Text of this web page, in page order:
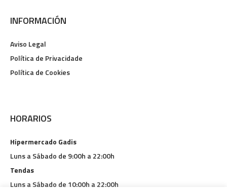
INFORMACIÓN
Aviso Legal
Política de Privacidade
Política de Cookies
HORARIOS
Hipermercado Gadis
Luns a Sábado de 9:00h a 22:00h
Tendas
Luns a Sábado de 10:00h a 22:00h